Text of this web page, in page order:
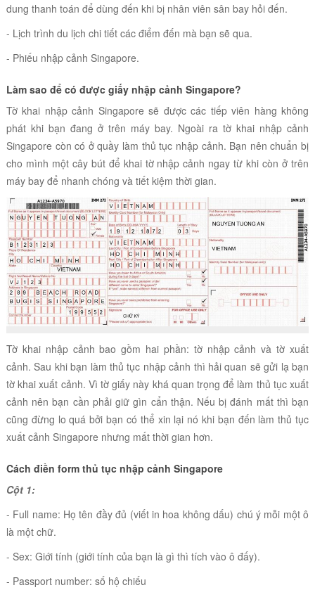
dung thanh toán để dùng đến khi bị nhân viên sân bay hỏi đến.
- Lịch trình du lịch chi tiết các điểm đến mà bạn sẽ qua.
- Phiếu nhập cảnh Singapore.
Làm sao để có được giấy nhập cảnh Singapore?
Tờ khai nhập cảnh Singapore sẽ được các tiếp viên hàng không
phát khi bạn đang ở trên máy bay. Ngoài ra tờ khai nhập cảnh
Singapore còn có ở quầy làm thủ tục nhập cảnh. Bạn nên chuẩn bị
cho mình một cây bút để khai tờ nhập cảnh ngay từ khi còn ở trên
máy bay để nhanh chóng và tiết kiệm thời gian.
Tờ khai nhập cảnh bao gồm hai phần: tờ nhập cảnh và tờ xuất
cảnh. Sau khi bạn làm thủ tục nhập cảnh thì hải quan sẽ gửi lạ bạn
tờ khai xuất cảnh. Vì tờ giấy này khá quan trọng để làm thủ tục xuất
cảnh nên bạn cần phải giữ gìn cẩn thận. Nếu bị đánh mất thì bạn
cũng đừng lo quá bởi bạn có thể xin lại nó khi bạn đến làm thủ tục
xuất cảnh Singapore nhưng mất thời gian hơn.
Cách điền form thủ tục nhập cảnh Singapore
Cột 1:
- Full name: Họ tên đầy đủ (viết in hoa không dấu) chú ý mỗi một ô
là một chữ.
- Sex: Giới tính (giới tính của bạn là gì thì tích vào ô đấy).
- Passport number: số hộ chiếu